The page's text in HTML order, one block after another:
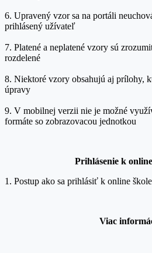
6. Upravený vzor sa na portáli
prihlásený užívateľ
7. Platené a neplatené vzory sú
rozdelené
8. Niektoré vzory obsahujú aj prílohy,
úpravy
9. V mobilnej verzii nie je možné
formáte so zobrazovacou jednotkou
Prihlásenie k onlin
1. Postup ako sa prihlásiť k online
Viac